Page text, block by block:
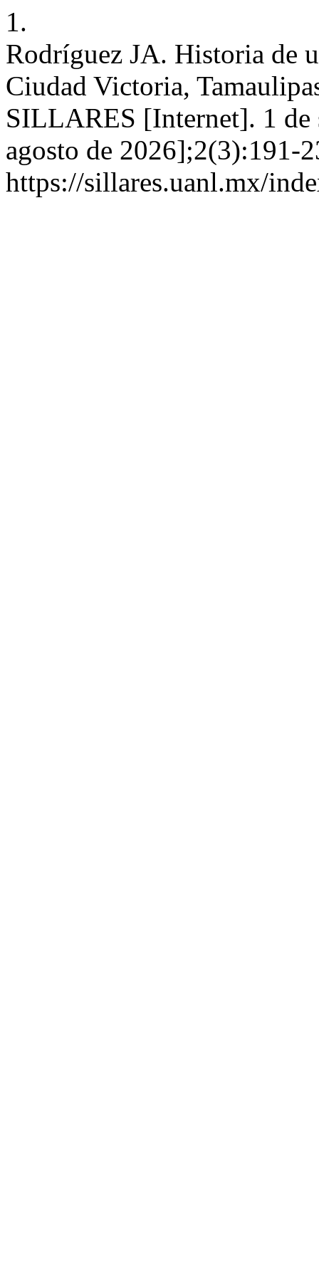
1.
Rodríguez JA. Historia de
Ciudad Victoria,
SILLARES [Internet]. 1 de
agosto de 2026];2(3):191-
https://sillares.uanl.mx/